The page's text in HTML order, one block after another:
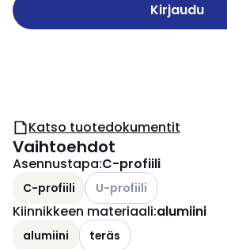
Kirjaudu
Katso tuotedokumentit
Vaihtoehdot
Asennustapa:C-profiili
C-profiili Katso käytettävissä
U-profiili
Kiinnikkeen materiaali:alumiini
alumiini teräs